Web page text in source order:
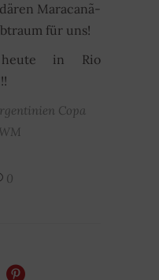
Maracanã-
für uns!
heute in Rio
Copa
WM
0